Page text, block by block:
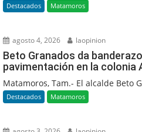
Destacados Matamoros
agosto 4, 2026 laopinion
Beto Granados da
pavimentación en la colonia
Matamoros, Tam.- El alcalde Beto
Destacados Matamoros